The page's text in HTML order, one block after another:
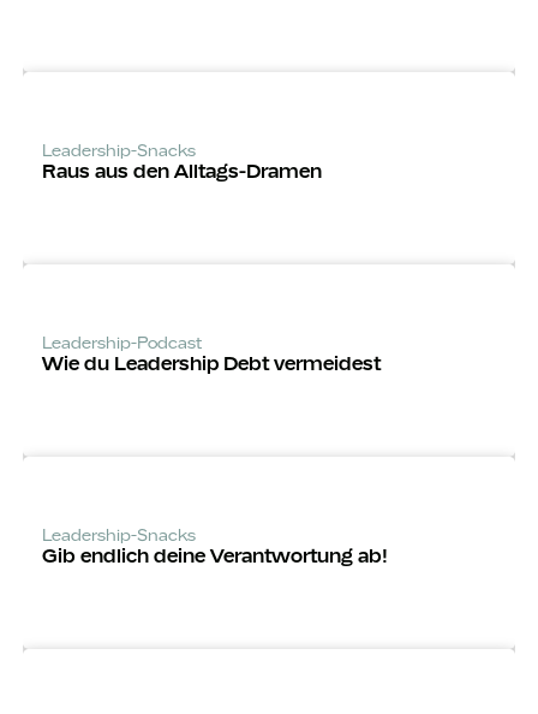
Leadership-Snacks
Raus aus den Alltags-Dramen
Leadership-Podcast
Wie du Leadership Debt vermeidest
Leadership-Snacks
Gib endlich deine Verantwortung ab!